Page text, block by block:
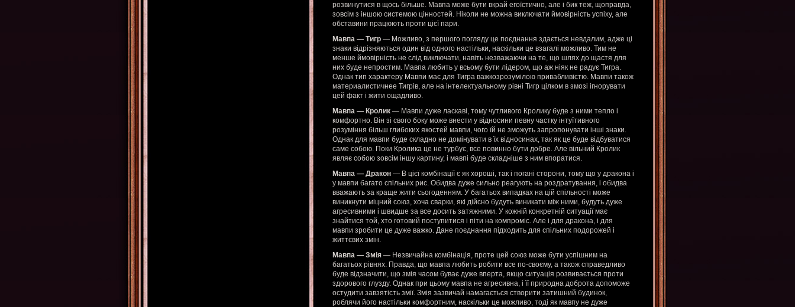
розвинутися в щось більше. Мавпа може бути вкрай егоїстично, але і бик теж, щоправда,
зовсім з іншою системою цінностей. Ніколи не можна виключати ймовірність успіху, але
обставини працюють проти цієї пари.
Мавпа — Тигр — Можливо, з першого погляду це поєднання здається невдалим, адже ці
знаки відрізняються один від одного настільки, наскільки це взагалі можливо. Тим не
менше ймовірність не слід виключати, навіть незважаючи на те, що шлях до щастя для
них буде непростим. Мавпа любить у всьому бути лідером, що аж ніяк не радує Тигра.
Однак тип характеру Мавпи має для Тигра важкозрозумілою привабливістю. Мавпи також
материалистичнее Тигрів, але на інтелектуальному рівні Тигр цілком в змозі ігнорувати
цей факт і жити ощадливо.
Мавпа — Кролик — Мавпи дуже ласкаві, тому чутливого Кролику буде з ними тепло і
комфортно. Він зі свого боку може внести у відносини певну частку інтуїтивного
розуміння більш глибоких якостей мавпи, чого їй не зможуть запропонувати інші знаки.
Однак для мавпи буде складно не домінувати в їх відносинах, так як це буде відбуватися
саме собою. Поки Кролика це не турбує, все повинно бути добре. Але вільний Кролик
являє собою зовсім іншу картину, і мавпі буде складніше з ним впоратися.
Мавпа — Дракон — В цієї комбінації є як хороші, так і погані сторони, тому що у дракона і
у мавпи багато спільних рис. Обидва дуже сильно реагують на роздратування, і обидва
вважають за краще жити сьогоденням. У багатьох випадках на цій спільності може
виникнути міцний союз, хоча сварки, які дійсно будуть виникати між ними, будуть дуже
агресивними і швидше за все досить затяжними. У кожній конкретній ситуації має
знайтися той, хто готовий поступитися і піти на компроміс. Але і для дракона, і для
мавпи зробити це дуже важко. Дане поєднання підходить для спільних подорожей і
життєвих змін.
Мавпа — Змія — Незвичайна комбінація, проте цей союз може бути успішним на
багатьох рівнях. Правда, що мавпа любить робити все по-своєму, а також справедливо
буде відзначити, що змія часом буває дуже вперта, якщо ситуація розвивається проти
здорового глузду. Однак при цьому мавпа не агресивна, і її природна доброта допоможе
остудити завзятість змії. Змія зазвичай намагається створити затишний будинок,
роблячи його настільки комфортним, наскільки це можливо, тоді як мавпу не дуже